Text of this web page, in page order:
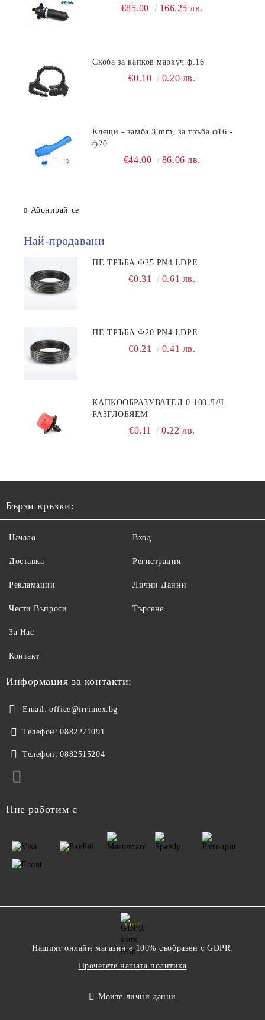
€85.00 166.25 лв.
Скоба за капков маркуч ф.16
€0.10 0.20 лв.
Клещи - замба 3 mm, за тръба ф16 -
ф20
€44.00 86.06 лв.
Абонирай се
Най-продавани
ПЕ ТРЪБА Ф25 PN4 LDPE
€0.31 0.61 лв.
ПЕ ТРЪБА Ф20 PN4 LDPE
€0.21 0.41 лв.
КАПКООБРАЗУВАТЕЛ 0-100 Л/Ч
РАЗГЛОБЯЕМ
€0.11 0.22 лв.
Бързи връзки:
Начало
Доставка
Рекламации
Чести Въпроси
Вход
Регистрация
Лични Данни
Търсене
За Нас
Контакт
Информация за контакти:
Email: office@irrimex.bg
Телефон: 0882271091
Телефон: 0882515204
Ние работим с
GDPR
Нашият онлайн магазин е 100% съобразен с GDPR.
Прочетете нашата политика
Моите лични данни